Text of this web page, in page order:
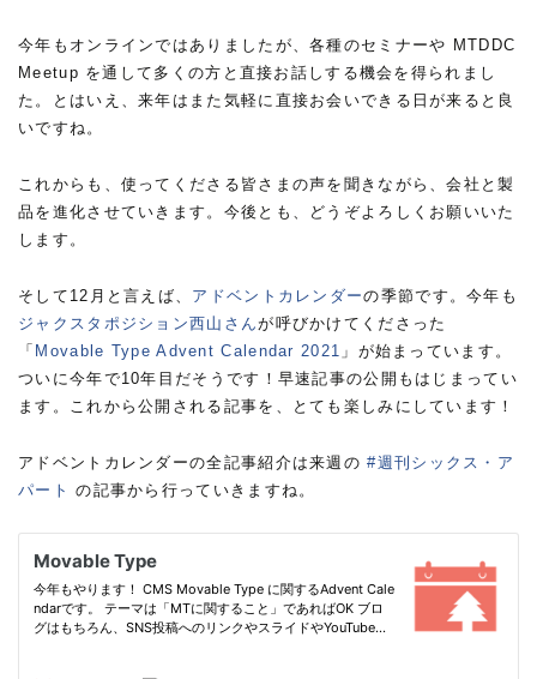
今年もオンラインではありましたが、各種のセミナーや MTDDC
Meetup を通して多くの方と直接お話しする機会を得られまし
た。とはいえ、来年はまた気軽に直接お会いできる日が来ると良
いですね。
これからも、使ってくださる皆さまの声を聞きながら、会社と製
品を進化させていきます。今後とも、どうぞよろしくお願いいた
します。
そして12月と言えば、 アドベントカレンダーの季節です。今年も
ジャクスタポジション西山さんが呼びかけてくださった
「 Movable Type Advent Calendar 2021 」が始まっています。
ついに今年で10年目だそうです！早速記事の公開もはじまってい
ます。これから公開される記事を、とても楽しみにしています！
アドベントカレンダーの全記事紹介は来週の#週刊シックス・ア
パート の記事から行っていきますね。